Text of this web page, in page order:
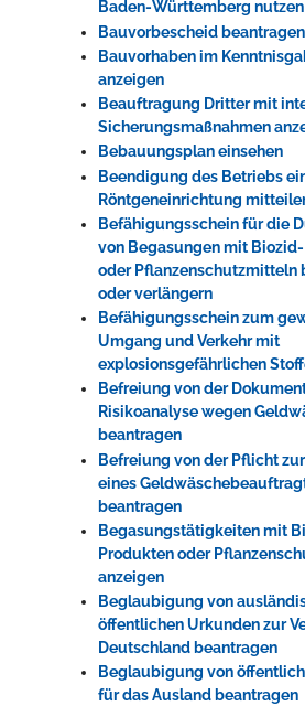
Baden-Württemberg nutzen
Bauvorbescheid beantragen
Bauvorhaben im
anzeigen
Beauftragung Dritter mit
Sicherungsmaßnahmen
Bebauungsplan einsehen
Beendigung des Betriebs
Röntgeneinrichtung
Befähigungsschein für die
von Begasungen mit
oder Pflanzenschutzmitteln
oder verlängern
Befähigungsschein zum
Umgang und Verkehr mit
explosionsgefährlichen
Befreiung von der
Risikoanalyse wegen
beantragen
Befreiung von der Pflicht
eines
beantragen
Begasungstätigkeiten mit
Produkten oder
anzeigen
Beglaubigung von
öffentlichen Urkunden zur
Deutschland beantragen
Beglaubigung von
für das Ausland beantragen